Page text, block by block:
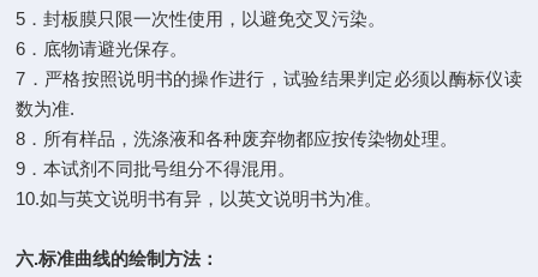
5．封板膜只限一次性使用，以避免交叉污染。
6．底物请避光保存。
7．严格按照说明书的操作进行，试验结果判定必须以酶标仪读
数为准.
8．所有样品，洗涤液和各种废弃物都应按传染物处理。
9．本试剂不同批号组分不得混用。
10.如与英文说明书有异，以英文说明书为准。
六.标准曲线的绘制方法：